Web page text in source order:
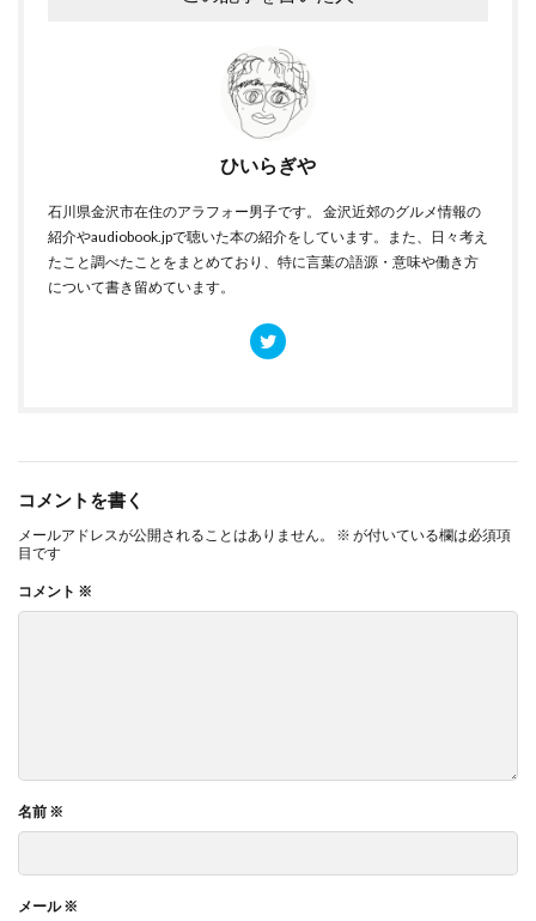
ひいらぎや
石川県金沢市在住のアラフォー男子です。 金沢近郊のグルメ情報の
紹介やaudiobook.jpで聴いた本の紹介をしています。また、日々考え
たこと調べたことをまとめており、特に言葉の語源・意味や働き方
について書き留めています。
コメントを書く
メールアドレスが公開されることはありません。 ※ が付いている欄は必須項
目です
コメント ※
名前 ※
メール※